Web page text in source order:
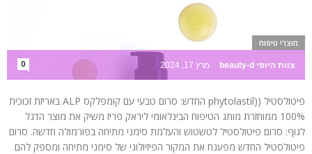
צוות היופי beauty-d - מרץ 17, 2024 0
מוצרי טיפוח
פיטולסטיל ((phytolastil החדש: סרום טבעי עם קומפלקס ALP באריזת זכוכית
100% ממוחזרת מותג הטיפוח הבינלאומי ליראק פריז משיק את מוצר הדגל
לגוף: סרום פיטולסטיל לטשטוש והעלמת סימני מתיחה בפורמולה חדשה. סרום
פיטולסטיל החדש מפענח את המקור הפיזיולוגי של סימני מתיחה ומספק להם